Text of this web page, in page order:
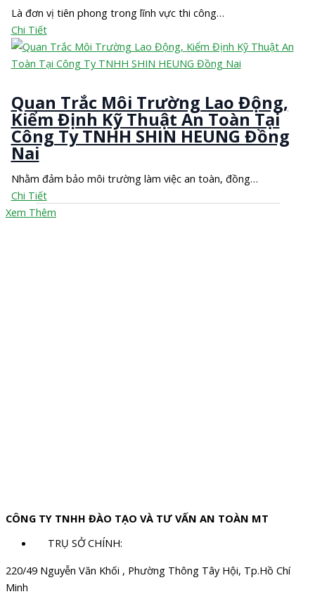
Là đơn vị tiên phong trong lĩnh vực thi công…
Chi Tiết
Quan Trắc Môi Trường Lao Động,
Kiểm Định Kỹ Thuật An Toàn Tại
Công Ty TNHH SHIN HEUNG Đồng
Nai
Nhằm đảm bảo môi trường làm việc an toàn, đồng…
Chi Tiết
Xem Thêm
CÔNG TY TNHH ĐÀO TẠO VÀ TƯ VẤN AN TOÀN MT
TRỤ SỞ CHÍNH:
220/49 Nguyễn Văn Khối , Phường Thông Tây Hội, Tp.Hồ Chí
Minh